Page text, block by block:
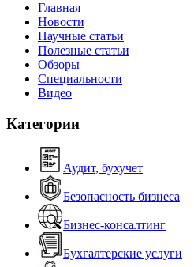
Главная
Новости
Научные статьи
Полезные статьи
Обзоры
Специальности
Видео
Категории
Аудит, бухучет
Безопасность бизнеса
Бизнес-консалтинг
Бухгалтерские услуги